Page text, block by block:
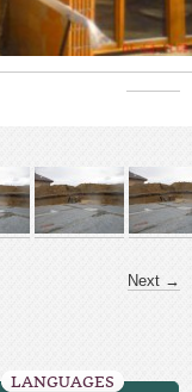
Next →
LANGUAGES